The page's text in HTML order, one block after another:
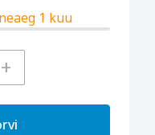
1 kuu
+